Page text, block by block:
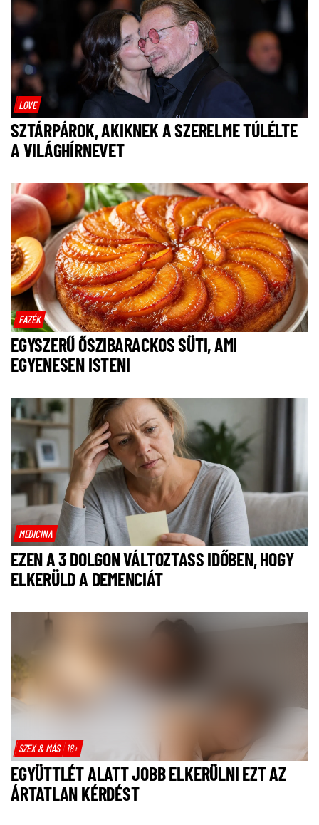
LOVE
SZTÁRPÁROK, AKIKNEK A SZERELME TÚLÉLTE
A VILÁGHÍRNEVET
FAZÉK
EGYSZERŰ ŐSZIBARACKOS SÜTI, AMI
EGYENESEN ISTENI
MEDICINA
EZEN A 3 DOLGON VÁLTOZTASS IDŐBEN, HOGY
ELKERÜLD A DEMENCIÁT
SZEX & MÁS 18+
EGYÜTTLÉT ALATT JOBB ELKERÜLNI EZT AZ
ÁRTATLAN KÉRDÉST